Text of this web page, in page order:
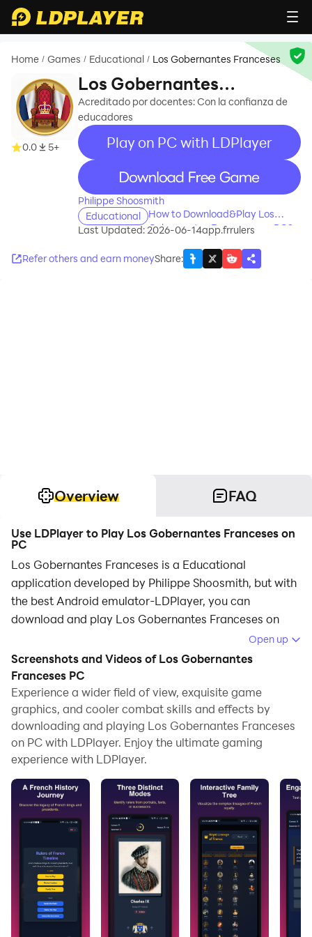
Home / Games / Educational / Los Gobernantes Franceses
0.0 5+
Los Gobernantes
Franceses
Acreditado por docentes: Con la confianza de
educadores
Play on PC with LDPlayer
recommend
Philippe Shoosmith
Educational
How to Download&Play Los
Gobernantes Franceses on PC?
Last Updated: 2026-06-14app.frrulers
Refer others and earn moneyShare:
Overview FAQ
Use LDPlayer to Play Los Gobernantes Franceses on
PC
Los Gobernantes Franceses is a Educational
application developed by Philippe Shoosmith, but with
the best Android emulator-LDPlayer, you can
download and play Los Gobernantes Franceses on
Running Los Gobernantes Franceses on your computer
allows you to browse clearly on a large screen, and
controlling the application with a mouse and keyboard
is much faster than using touchscreen, all while never
having to worry about device battery issues.
With multi-instance and synchronization features, you
can even run multiple applications and accounts on
your PC.
And file sharing makes sharing images, videos, and
files incredibly easy.
Download Los Gobernantes Franceses and run it on
your PC. Enjoy the large screen and high-definition
quality on your PC!
Open up
Screenshots and Videos of Los Gobernantes
Franceses PC
Experience a wider field of view, exquisite game
graphics, and cooler combat skills and effects by
downloading and playing Los Gobernantes Franceses
on PC with LDPlayer. Enjoy the ultimate gaming
experience with LDPlayer.